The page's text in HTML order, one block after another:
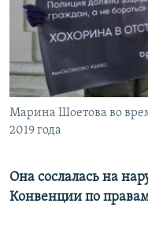
ПОДПИШИТЕСЬ НА
СОЦИАЛЬНЫЕ СЕТИ
Марина Шоетова во
2019 года
Она сослалась на
Конвенции по